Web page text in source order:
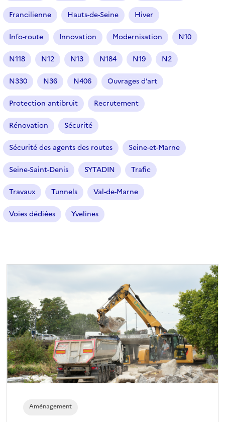
é
l
e
c
t
o
n
é
)
Francilienne Hauts-de-Seine Hiver
Info-route Innovation Modernisation N10
N118 N12 N13 N184 N19 N2
N330 N36 N406 Ouvrages d’art
Protection antibruit Recrutement
Rénovation Sécurité
Sécurité des agents des routes Seine-et-Marne
Seine-Saint-Denis SYTADIN Trafic
Travaux Tunnels Val-de-Marne
Voies dédiées Yvelines
Aménagement